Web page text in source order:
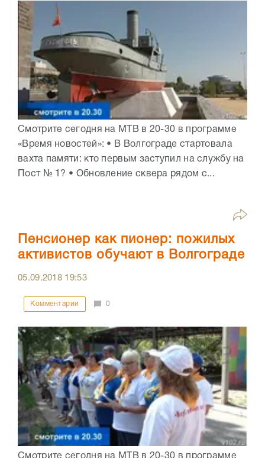
Смотрите сегодня на МТВ в 20-30 в программе
«Время новостей»: • В Волгограде стартовала
вахта памяти: кто первым заступил на службу на
Пост № 1? • Обновление сквера рядом с...
Пенсионер как пионер: пожилых
активистов обучают в Волгограде
05.09.2018 19:53
Комментарии 0
Смотрите сегодня на МТВ в 20-30 в программе